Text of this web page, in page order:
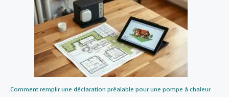
Comment remplir une déclaration préalable pour une pompe à chaleur